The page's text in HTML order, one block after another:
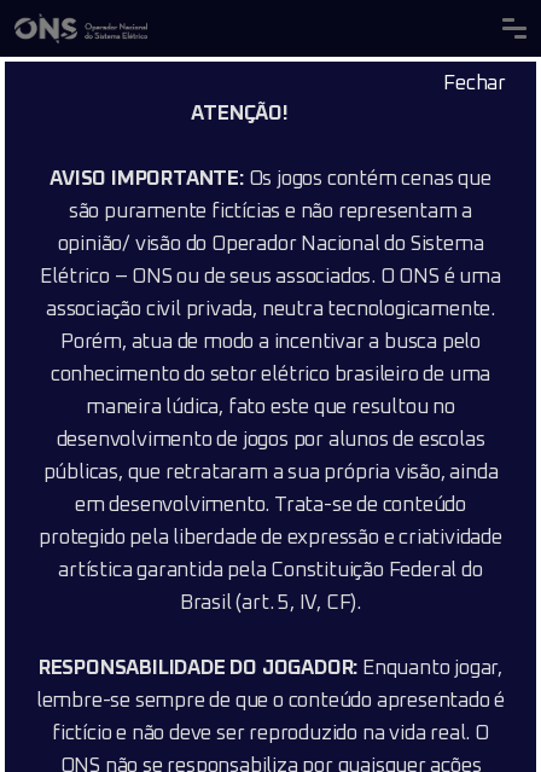
Fechar
ATENÇÃO!
AVISO IMPORTANTE:Os jogos contém cenas que
são puramente fictícias e não representam a
opinião/ visão do Operador Nacional do Sistema
Elétrico – ONS ou de seus associados. O ONS é uma
associação civil privada, neutra tecnologicamente.
Porém, atua de modo a incentivar a busca pelo
conhecimento do setor elétrico brasileiro de uma
maneira lúdica, fato este que resultou no
desenvolvimento de jogos por alunos de escolas
públicas, que retrataram a sua própria visão, ainda
em desenvolvimento. Trata-se de conteúdo
protegido pela liberdade de expressão e criatividade
artística garantida pela Constituição Federal do
Brasil (art. 5, IV, CF).
RESPONSABILIDADE DO JOGADOR: Enquanto jogar,
lembre-se sempre de que o conteúdo apresentado é
fictício e não deve ser reproduzido na vida real. O
ONS não se responsabiliza por quaisquer ações